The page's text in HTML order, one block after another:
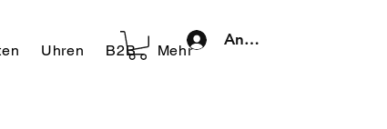
Uhren B2B Mehr
Anmelden